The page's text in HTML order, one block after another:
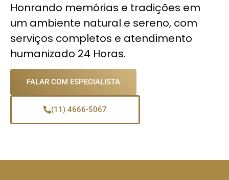
Honrando memórias e tradições em
um ambiente natural e sereno, com
serviços completos e atendimento
humanizado 24 Horas.
FALAR COM ESPECIALISTA
(11) 4666-5067